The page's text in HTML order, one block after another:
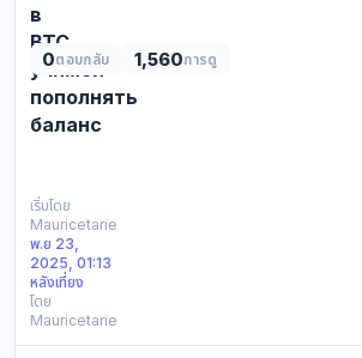
в
BTC,
учимся
пополнять
баланс
ДОСТУПНЫХ
ССЫЛОК
ДЛЯ
ВХОДА
НА
KRAKЕN:
Официальная
เริ่มโดย
Mauricetarie
พ.ย 23,
2025, 01:13
หลังเที่ยง
โดย
Mauricetarie
0ตอบกลับ 1,560การดู